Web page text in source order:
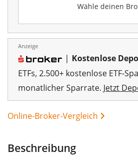
Wähle deinen
Anzeige
| Kostenlose
ETFs, 2.500+ kostenlose ETF-
monatlicher Sparrate. Jetzt
Online-Broker-Vergleich
Beschreibung